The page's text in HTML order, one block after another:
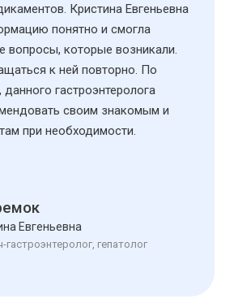
Кристина Евгеньевна
понятно и смогла
вопросы, которые возникали.
к ней повторно. По
гастроэнтеролога
своим знакомым и
при необходимости.
Евгеньевна
гастроэнтеролог, гепатолог